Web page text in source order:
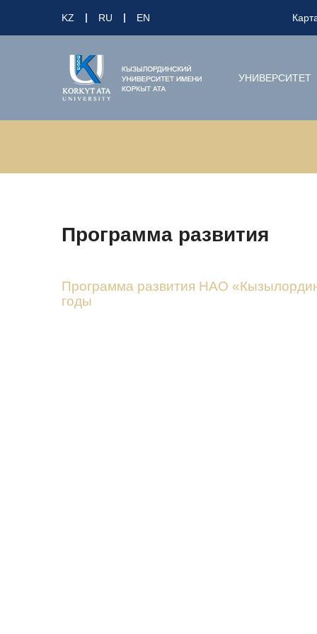
KZ RU EN
УНИВЕРСИТЕТ
Программа развития
Программа развития НАО
годы